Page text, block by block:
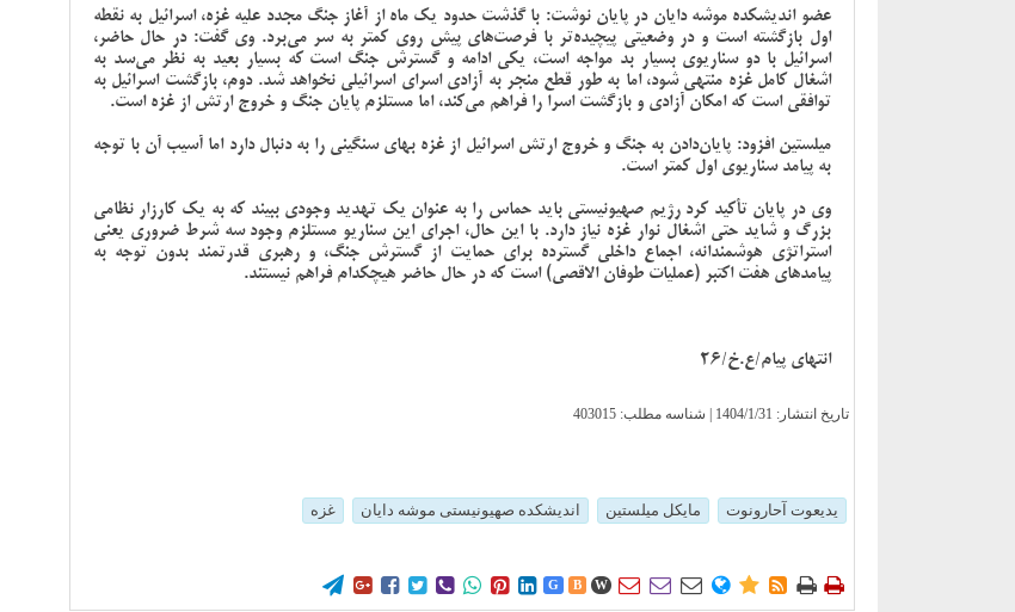
عضو اندیشکده موشه دایان در پایان نوشت: با گذشت حدود یک ماه از آغاز جنگ مجدد علیه غزه، اسرائیل به نقطه
اول بازگشته است و در وضعیتی پیچیده‌تر با فرصت‌های پیش روی کمتر به سر می‌برد. وی گفت: در حال حاضر،
اسرائیل با دو سناریوی بسیار بد مواجه است، یکی ادامه و گسترش جنگ است که بسیار بعید به نظر می‌سد به
اشغال کامل غزه منتهی شود، اما به طور قطع منجر به آزادی اسرای اسرائیلی نخواهد شد. دوم، بازگشت اسرائیل به
توافقی است که امکان آزادی و بازگشت اسرا را فراهم می‌کند، اما مستلزم پایان جنگ و خروج ارتش از غزه است.
میلستین افزود: پایان‌دادن به جنگ و خروج ارتش اسرائیل از غزه بهای سنگینی را به دنبال دارد اما آسیب آن با توجه
به پیامد سناریوی اول کمتر است.
وی در پایان تأکید کرد رژیم صهیونیستی باید حماس را به عنوان یک تهدید وجودی ببیند که به یک کارزار نظامی
بزرگ و شاید حتی اشغال نوار غزه نیاز دارد. با این حال، اجرای این سناریو مستلزم وجود سه شرط ضروری یعنی
استراتژی هوشمندانه، اجماع داخلی گسترده برای حمایت از گسترش جنگ، و رهبری قدرتمند بدون توجه به
پیامدهای هفت اکتبر (عملیات طوفان الاقصی) است که در حال حاضر هیچکدام فراهم نیستند.
انتهای پیام/ع.خ/26
تاریخ انتشار: 1404/1/31 | شناسه مطلب: 403015
یدیعوت آحارونوت مایکل میلستین اندیشکده صهیونیستی موشه دایان غزه
        G B W        